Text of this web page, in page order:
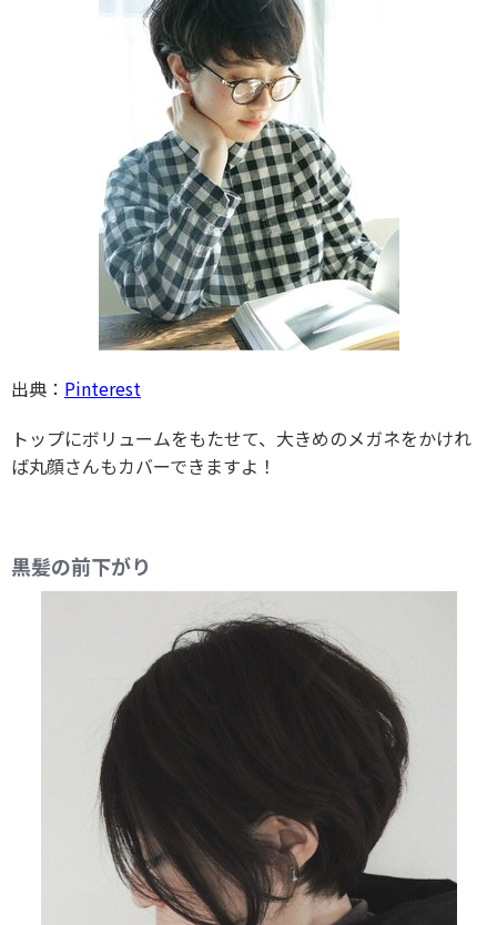
出典： Pinterest
トップにボリュームをもたせて、大きめのメガネをかけれ
ば丸顔さんもカバーできますよ！
黒髪の前下がり